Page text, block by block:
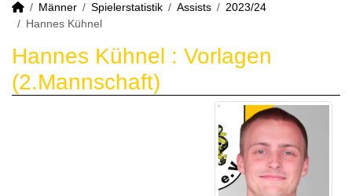
Männer Spielerstatistik Assists
2023/24
Hannes Kühnel
Hannes Kühnel : Vorlagen
(2.Mannschaft)